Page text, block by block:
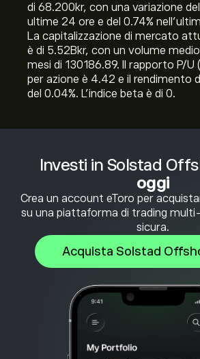
Investi in Solstad
oggi
Crea un account eToro per
su una piattaforma di trading
sicura.
Acquista Solstad
di 68.200‎kr‎, con una variazione del
ultime 24 ore e del ‎0.74‎%
La capitalizzazione di mercato
è di 5.52B‎kr‎, con un volume
mesi di 130186.89. Il rapporto P/U
per azione è 4.42 e il rendimento
del 0.04%. L'indice beta è di 0.